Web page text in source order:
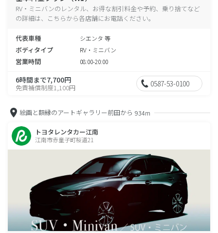
RV・ミニバンのレンタル、お得な割引料金や予約、乗り捨てなど
の詳細は、こちらから各店舗にお電話ください。
代表車種 シエンタ 等
ボディタイプ RV・ミニバン
営業時間 08:00-20:00
6時間まで7,700円
免責補償制度1,100円 0587-53-0100
絵画と額縁のアートギャラリー前田から 934m
トヨタレンタカー江南
江南市赤童子町桜道21